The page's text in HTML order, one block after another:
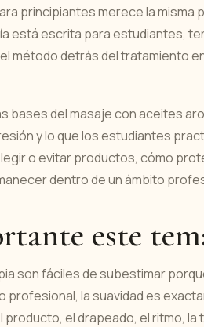
principiantes merece la misma
está escrita para estudiantes,
método detrás del tratamiento
bases del masaje con aceites
y lo que los estudiantes
o evitar productos, cómo
dentro de un ámbito
este
son fáciles de subestimar
la suavidad es
el drapeado, el ritmo,